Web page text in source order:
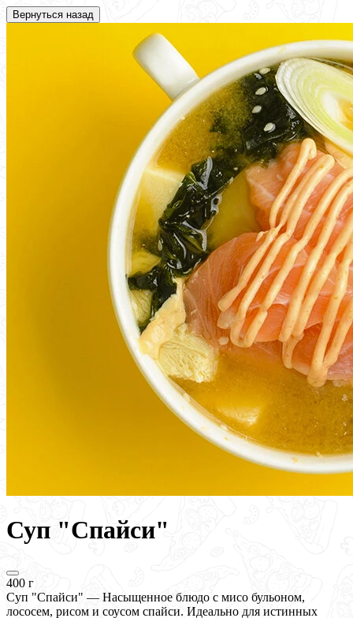
Вернуться назад
Суп "Спайси"
400 г
Суп "Спайси" — Насыщенное блюдо с мисо бульоном,
лососем, рисом и соусом спайси. Идеально для истинных